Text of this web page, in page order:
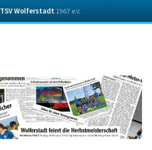
TSV Wolferstadt1967 e.V.